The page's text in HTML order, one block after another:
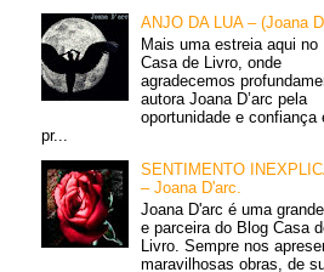
ANJO DA LUA – (Joana
Mais uma estreia aqui no
Casa de Livro, onde
agradecemos
autora Joana D’arc pela
oportunidade e confiança
pr...
SENTIMENTO
– Joana D'arc.
Joana D'arc é uma
e parceira do Blog Casa
Livro. Sempre nos
maravilhosas obras, de